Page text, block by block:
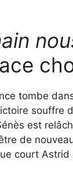
tombe
souffre
est
de
court Astrid